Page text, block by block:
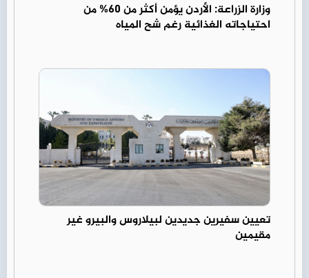
وزارة الزراعة: الأردن يؤمن أكثر من 60% من
احتياجاته الغذائية رغم شح المياه
تعيين سفيرين جديدين لبيلاروس والبيرو غير
مقيمين